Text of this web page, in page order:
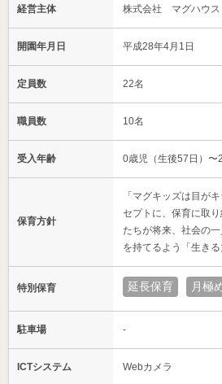
経営主体 株式会社 マグハウス
開園年月日 平成28年4月1日
定員数 22名
職員数 10名
受入年齢 0歳児（生後57日）〜
保育方針
「マグキッズは目が
セプトに、保育に取
たちが将来、社会の
を持てるよう「生きる
特別保育 延長保育 月極
駐車場 -
ICTシステム Webカメラ